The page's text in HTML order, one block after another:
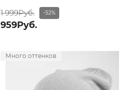
1 999Руб. -52%
959Руб.
Много оттенков